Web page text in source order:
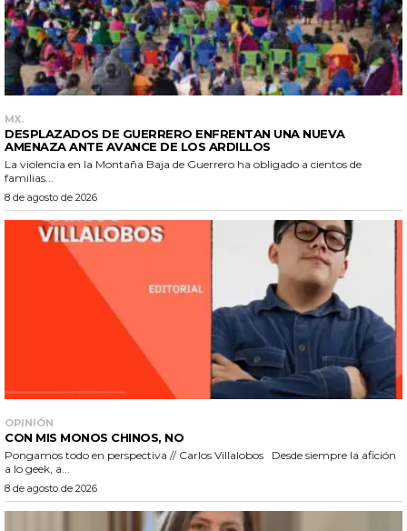
MX.
DESPLAZADOS DE GUERRERO ENFRENTAN UNA NUEVA
AMENAZA ANTE AVANCE DE LOS ARDILLOS
La violencia en la Montaña Baja de Guerrero ha obligado a cientos de
familias...
8 de agosto de 2026
OPINIÓN
CON MIS MONOS CHINOS, NO
Pongamos todo en perspectiva // Carlos Villalobos Desde siempre la afición
a lo geek, a...
8 de agosto de 2026